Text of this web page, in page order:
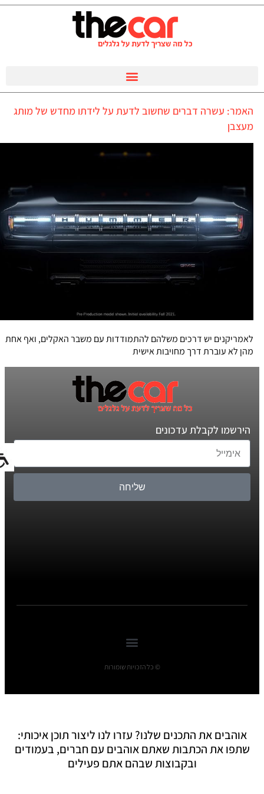
האמר: עשרה דברים שחשוב לדעת על לידתו מחדש של מותג
מעצבן
לאמריקנים יש דרכים משלהם להתמודדות עם משבר האקלים, ואף אחת
מהן לא עוברת דרך מחויבות אישית
הירשמו לקבלת עדכונים
שליחה
© כל הזכויות שומורות
אוהבים את התכנים שלנו? עזרו לנו ליצור תוכן איכותי:
שתפו את הכתבות שאתם אוהבים עם חברים, בעמודים
ובקבוצות שבהם אתם פעילים